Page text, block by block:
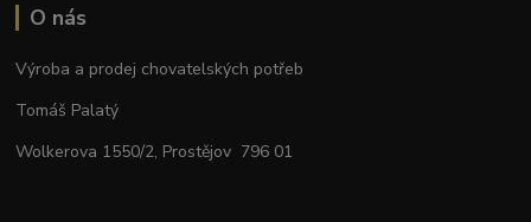
O nás
Výroba a prodej chovatelských potřeb
Tomáš Palatý
Wolkerova 1550/2, Prostějov 796 01